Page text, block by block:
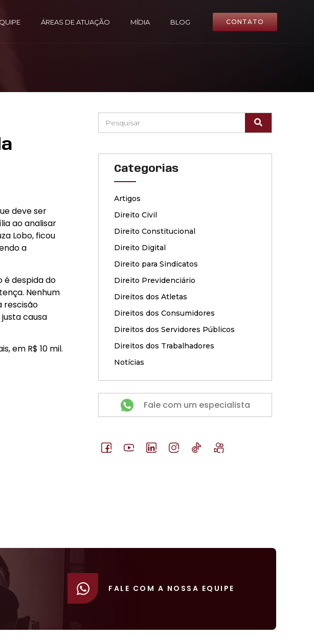
ÁREAS DE ATUAÇÃO MÍDIA BLOG CONTATO
deve ser
ao analisar
Lobo, ficou
a
é despida do
Nenhum
rescisão
causa
em R$ 10 mil.
Categorias
Artigos
Direito Civil
Direito Constitucional
Direito Digital
Direito para Sindicatos
Direito Previdenciário
Direitos dos Atletas
Direitos dos Consumidores
Direitos dos Servidores Públicos
Direitos dos Trabalhadores
Notícias
Fale com um especialista
FALE COM A NOSSA EQUIPE